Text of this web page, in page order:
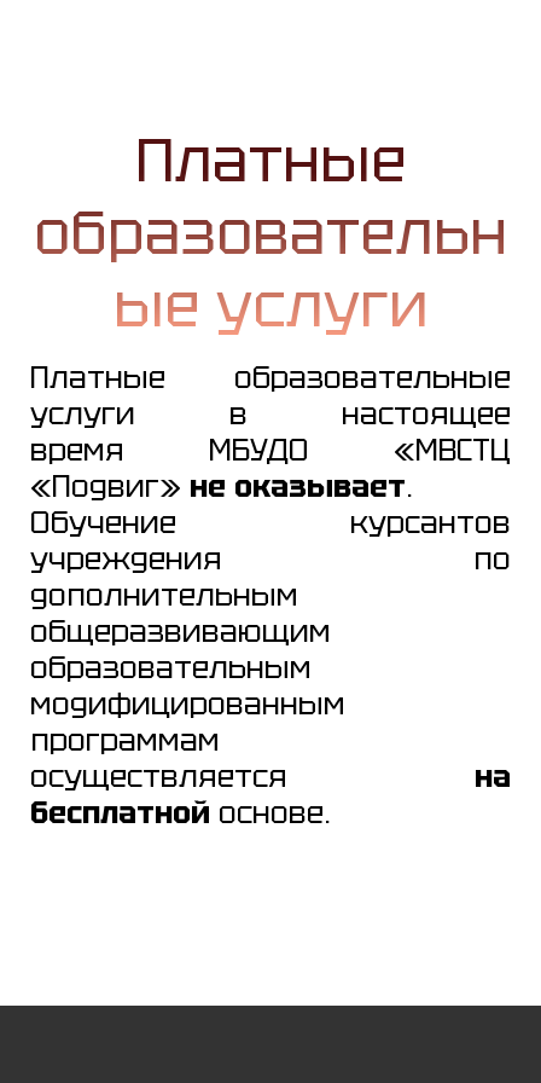
Платные
образовательн
ые услуги
Платные образовательные
услуги в настоящее
время МБУДО «МВСТЦ
«Подвиг» не оказывает.
Обучение курсантов
учреждения по
дополнительным
общеразвивающим
образовательным
модифицированным
программам
осуществляется на
бесплатной основе.